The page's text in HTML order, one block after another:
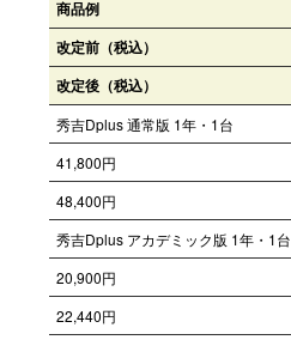
商品例
改定前（税込）
改定後（税込）
秀吉Dplus 通常版 1年・1台
41,800円
48,400円
秀吉Dplus アカデミック版 1年・1台
20,900円
22,440円